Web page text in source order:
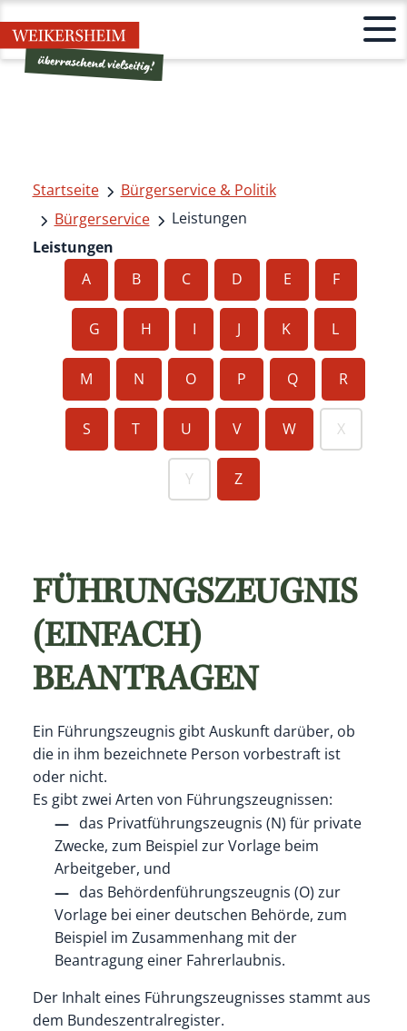
Startseite
Bürgerservice & Politik
Bürgerservice
Leistungen
Leistungen
A
B C D E F
G H I J K L
M N O P Q R
S T U V W X
Y Z
FÜHRUNGSZEUGNIS
(EINFACH)
BEANTRAGEN
Ein Führungszeugnis gibt Auskunft darüber, ob
die in ihm bezeichnete Person vorbestraft ist
oder nicht.
Es gibt zwei Arten von Führungszeugnissen:
das Privatführungszeugnis (N) für private
Zwecke, zum Beispiel zur Vorlage beim
Arbeitgeber, und
das Behördenführungszeugnis (O) zur
Vorlage bei einer deutschen Behörde, zum
Beispiel im Zusammenhang mit der
Beantragung einer Fahrerlaubnis.
Der Inhalt eines Führungszeugnisses stammt aus
dem Bundeszentralregister.